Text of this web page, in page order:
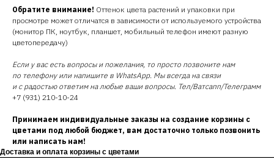
Обратите внимание! Оттенок цвета растений и упаковки при
просмотре может отличатся в зависимости от используемого устройства
(монитор ПК, ноутбук, планшет, мобильный телефон имеют разную
цветопередачу)
Если у вас есть вопросы и пожелания, то просто позвоните нам
по телефону или напишите в WhatsApp. Мы всегда на связи
и с радостью ответим на любые ваши вопросы. Тел/Ватсапп/Телеграмм
+7 (931) 210-10-24
Принимаем индивидуальные заказы на создание корзины с
цветами под любой бюджет, вам достаточно только позвонить
или написать нам!
Доставка и оплата корзины с цветами